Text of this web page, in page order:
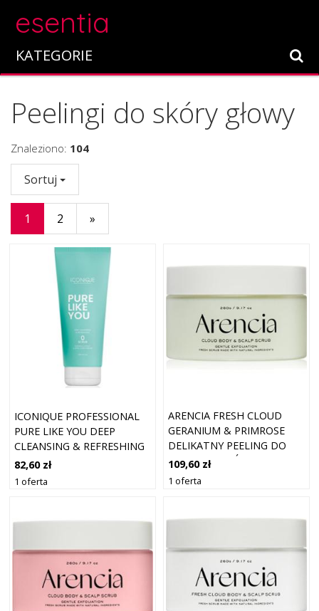
esentia
KATEGORIE
Peelingi do skóry głowy
Znaleziono: 104
Sortuj
1 2 »
ICONIQUE PROFESSIONAL
PURE LIKE YOU DEEP
CLEANSING & REFRESHING
SCRUB PEELING
OCZYSZCZAJĄCY DO
82,60 zł
1 oferta
ARENCIA FRESH CLOUD
GERANIUM & PRIMROSE
DELIKATNY PEELING DO
CIAŁA I WŁOSÓW 260 G
109,60 zł
1 oferta